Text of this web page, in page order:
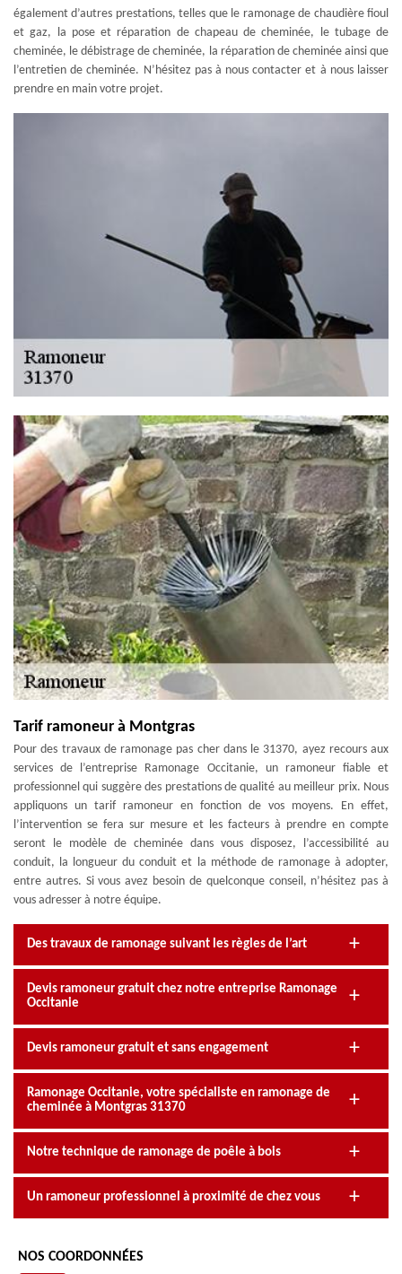
également d’autres prestations, telles que le ramonage de chaudière fioul
et gaz, la pose et réparation de chapeau de cheminée, le tubage de
cheminée, le débistrage de cheminée, la réparation de cheminée ainsi que
l’entretien de cheminée. N’hésitez pas à nous contacter et à nous laisser
prendre en main votre projet.
Tarif ramoneur à Montgras
Pour des travaux de ramonage pas cher dans le 31370, ayez recours aux
services de l’entreprise Ramonage Occitanie, un ramoneur fiable et
professionnel qui suggère des prestations de qualité au meilleur prix. Nous
appliquons un tarif ramoneur en fonction de vos moyens. En effet,
l’intervention se fera sur mesure et les facteurs à prendre en compte
seront le modèle de cheminée dans vous disposez, l’accessibilité au
conduit, la longueur du conduit et la méthode de ramonage à adopter,
entre autres. Si vous avez besoin de quelconque conseil, n’hésitez pas à
vous adresser à notre équipe.
Des travaux de ramonage suivant les règles de l’art
Devis ramoneur gratuit chez notre entreprise Ramonage
Occitanie
Devis ramoneur gratuit et sans engagement
Ramonage Occitanie, votre spécialiste en ramonage de
cheminée à Montgras 31370
Notre technique de ramonage de poêle à bois
Un ramoneur professionnel à proximité de chez vous
NOS COORDONNÉES